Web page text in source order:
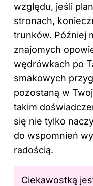
względu, jeśli
stronach,
trunków. Później
znajomych
wędrówkach po
smakowych
pozostaną w
takim
się nie tylko
do wspomnień
radością.
Ciekawostką